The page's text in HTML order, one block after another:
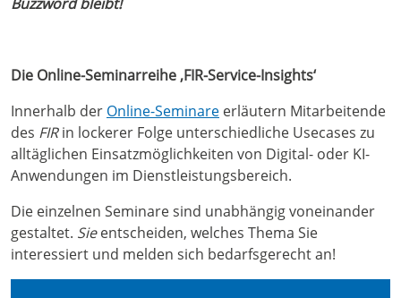
Die Online-Seminarreihe ‚FIR-Service-Insights‘
Innerhalb der Online-Seminare erläutern Mitarbeitende
des FIRin lockerer Folge unterschiedliche Usecases zu
alltäglichen Einsatzmöglichkeiten von Digital- oder KI-
Anwendungen im Dienstleistungsbereich.
Die einzelnen Seminare sind unabhängig voneinander
gestaltet. Sieentscheiden, welches Thema Sie
interessiert und melden sich bedarfsgerecht an!